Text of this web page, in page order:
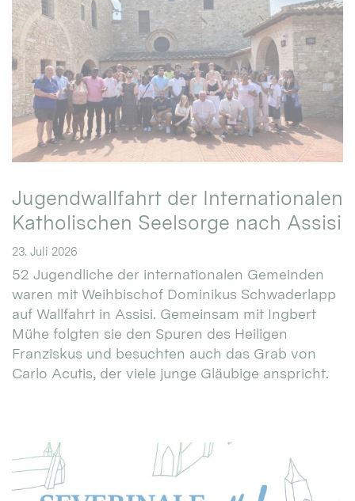
Jugendwallfahrt der Internationalen
Katholischen Seelsorge nach Assisi
23. Juli 2026
52 Jugendliche der internationalen Gemeinden
waren mit Weihbischof Dominikus Schwaderlapp
auf Wallfahrt in Assisi. Gemeinsam mit Ingbert
Mühe folgten sie den Spuren des Heiligen
Franziskus und besuchten auch das Grab von
Carlo Acutis, der viele junge Gläubige anspricht.